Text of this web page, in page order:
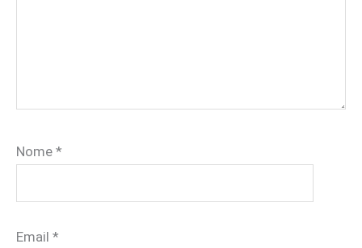
Nome *
Email *